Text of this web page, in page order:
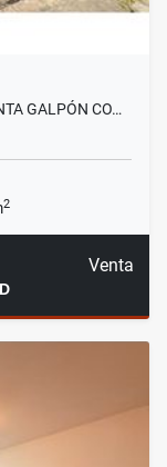
GALPÓN CO…
2
Venta